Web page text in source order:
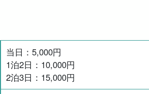
当日： 5,000円
1泊2日： 10,000円
2泊3日： 15,000円